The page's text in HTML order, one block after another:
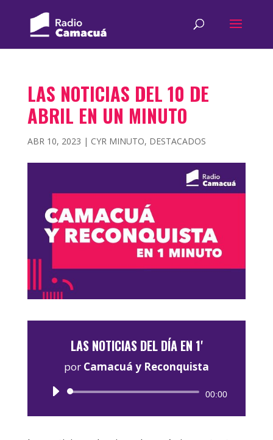
LAS NOTICIAS DEL 10 DE
ABRIL EN UN MINUTO
ABR 10, 2023 | CYR MINUTO, DESTACADOS
LAS NOTICIAS DEL DÍA EN 1'
por Camacuá y Reconquista
Reproductor
00:00